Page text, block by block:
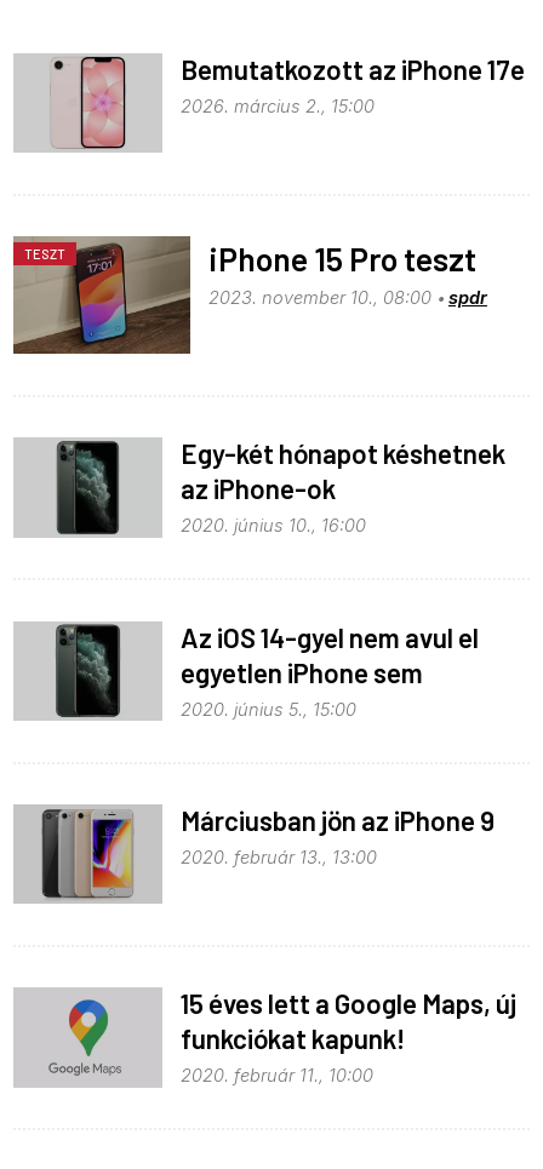
Bemutatkozott az iPhone 17e
2026. március 2., 15:00
TESZT iPhone 15 Pro teszt
2023. november 10., 08:00 spdr
Egy-két hónapot késhetnek
az iPhone-ok
2020. június 10., 16:00
Az iOS 14-gyel nem avul el
egyetlen iPhone sem
2020. június 5., 15:00
Márciusban jön az iPhone 9
2020. február 13., 13:00
15 éves lett a Google Maps, új
funkciókat kapunk!
2020. február 11., 10:00